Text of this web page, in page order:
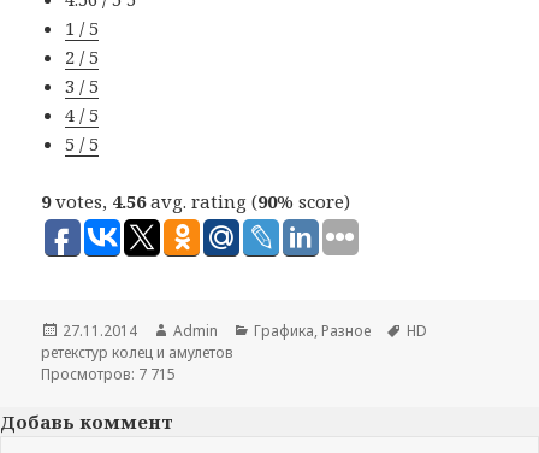
1 / 5
2 / 5
3 / 5
4 / 5
5 / 5
9votes, 4.56avg. rating (90% score)
Опубликовано
27.11.2014 Автор
Admin Рубрики
Графика, Разное Метки
HD
ретекстур колец и амулетов
Просмотров: 7 715
Добавь коммент